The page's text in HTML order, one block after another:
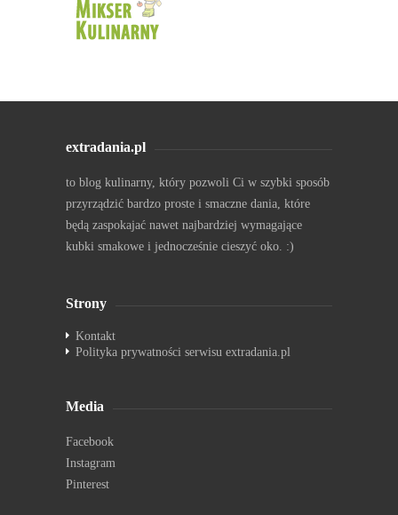
extradania.pl
to blog kulinarny, który pozwoli Ci w szybki sposób
przyrządzić bardzo proste i smaczne dania, które
będą zaspokajać nawet najbardziej wymagające
kubki smakowe i jednocześnie cieszyć oko. :)
Strony
Kontakt
Polityka prywatności serwisu extradania.pl
Media
Facebook
Instagram
Pinterest